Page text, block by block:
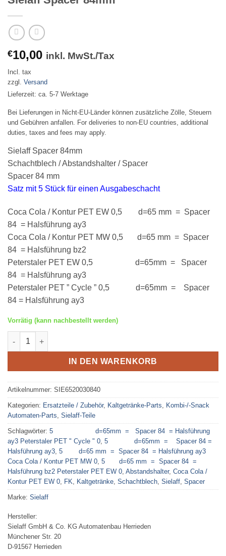
€10,00 inkl. MwSt./Tax
Incl. tax
zzgl. Versand
Lieferzeit: ca. 5-7 Werktage
Bei Lieferungen in Nicht-EU-Länder können zusätzliche Zölle, Steuern
und Gebühren anfallen. For deliveries to non-EU countries, additional
duties, taxes and fees may apply.
Sielaff Spacer 84mm
Schachtblech / Abstandshalter / Spacer
Spacer 84 mm
Satz mit 5 Stück für einen Ausgabeschacht
Coca Cola / Kontur PET EW 0,5 d=65 mm = Spacer
84 = Halsführung ay3
Coca Cola / Kontur PET MW 0,5 d=65 mm = Spacer
84 = Halsführung bz2
Peterstaler PET EW 0,5 d=65mm = Spacer
84 = Halsführung ay3
Peterstaler PET ” Cycle ” 0,5 d=65mm = Spacer
84 = Halsführung ay3
Vorrätig (kann nachbestellt werden)
Sielaff Spacer 84mm Menge
IN DEN WARENKORB
Artikelnummer: SIE6520030840
Kategorien: Ersatzteile / Zubehör, Kaltgetränke-Parts, Kombi-/-Snack
Automaten-Parts, Sielaff-Teile
Schlagwörter: 5 d=65mm = Spacer 84 = Halsführung
ay3 Peterstaler PET " Cycle " 0, 5 d=65mm = Spacer 84 =
Halsführung ay3, 5 d=65 mm = Spacer 84 = Halsführung ay3
Coca Cola / Kontur PET MW 0, 5 d=65 mm = Spacer 84 =
Halsführung bz2 Peterstaler PET EW 0, Abstandshalter, Coca Cola /
Kontur PET EW 0, FK, Kaltgetränke, Schachtblech, Sielaff, Spacer
Marke: Sielaff
Hersteller:
Sielaff GmbH & Co. KG Automatenbau Herrieden
Münchener Str. 20
D-91567 Herrieden